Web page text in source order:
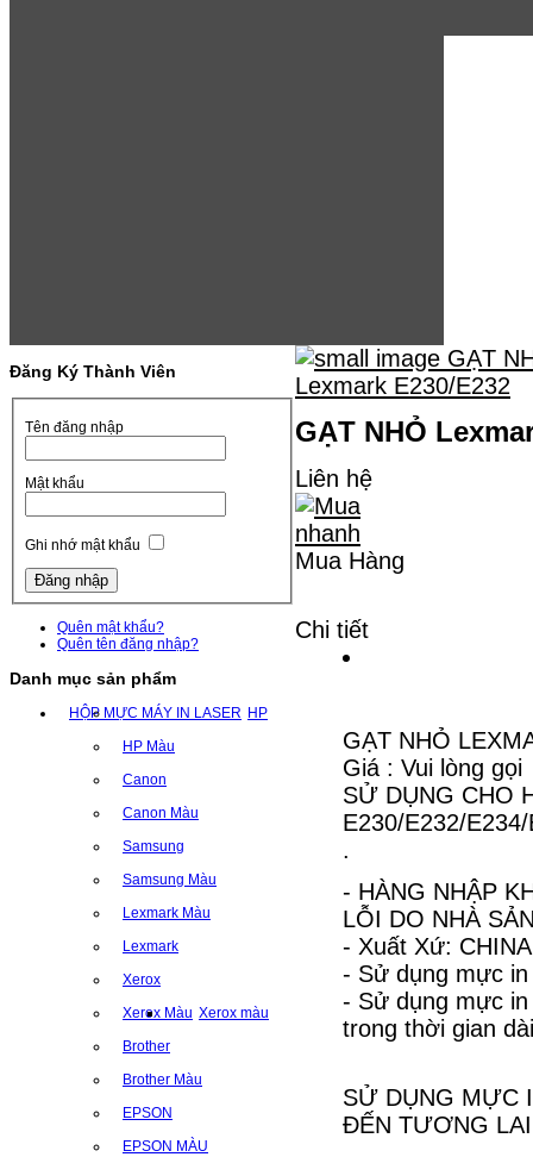
Đăng Ký Thành Viên
Tên đăng nhập
Mật khẩu
Ghi nhớ mật khẩu
Quên mật khẩu?
Quên tên đăng nhập?
Danh mục sản phẩm
HỘP MỰC MÁY IN LASER HP
HP Màu
Canon
Canon Màu
Samsung
Samsung Màu
Lexmark Màu
Lexmark
Xerox
Xerox Màu Xerox màu
Brother
Brother Màu
EPSON
EPSON MÀU
GẠT NHỎ
Liên hệ
Mua Hàng
Chi tiết
GẠT NHỎ
Giá : Vui lòng gọi
SỬ DỤNG CHO
E230/E232/
.
- HÀNG NHẬP
LỖI DO NHÀ
- Xuất Xứ: CHINA
- Sử dụng mực
- Sử dụng mực
trong thời gian
SỬ DỤNG MỰC
ĐẾN TƯƠNG